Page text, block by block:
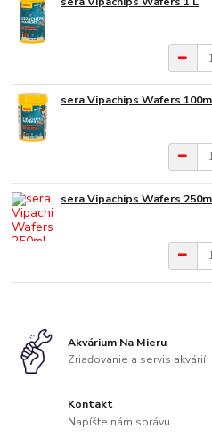
sera Vipachips Wafers
sera Vipachips Wafers
Akvárium Na Mieru
Zriaďovanie a servis akvárií
Kontakt
Napíšte nám správu